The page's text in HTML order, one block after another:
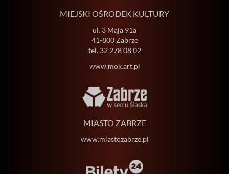
MIEJSKI OŚRODEK KULTURY
ul. 3 Maja 91a
41-800 Zabrze
tel. 32 278 08 02
www.mok.art.pl
MIASTO ZABRZE
www.miastozabrze.pl